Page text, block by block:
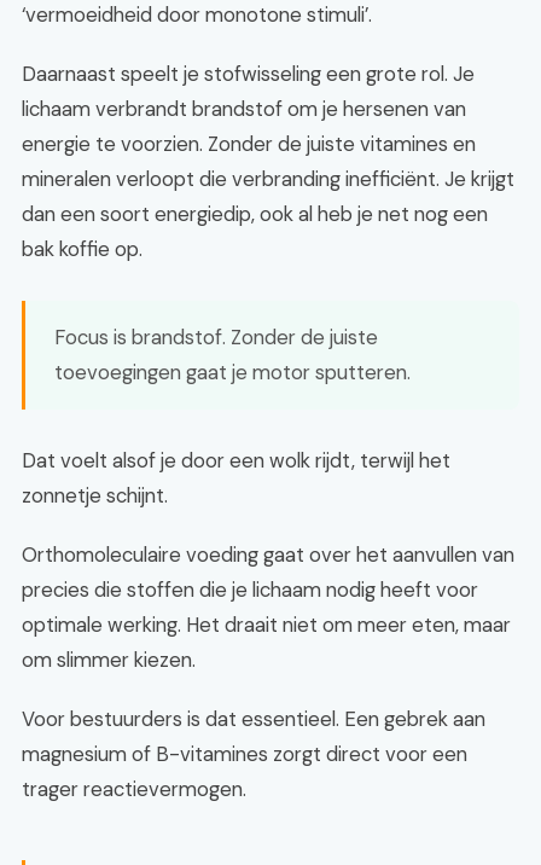
‘vermoeidheid door monotone stimuli’.
Daarnaast speelt je stofwisseling een grote rol. Je
lichaam verbrandt brandstof om je hersenen van
energie te voorzien. Zonder de juiste vitamines en
mineralen verloopt die verbranding inefficiënt. Je krijgt
dan een soort energiedip, ook al heb je net nog een
bak koffie op.
Focus is brandstof. Zonder de juiste
toevoegingen gaat je motor sputteren.
Dat voelt alsof je door een wolk rijdt, terwijl het
zonnetje schijnt.
Orthomoleculaire voeding gaat over het aanvullen van
precies die stoffen die je lichaam nodig heeft voor
optimale werking. Het draait niet om meer eten, maar
om slimmer kiezen.
Voor bestuurders is dat essentieel. Een gebrek aan
magnesium of B-vitamines zorgt direct voor een
trager reactievermogen.